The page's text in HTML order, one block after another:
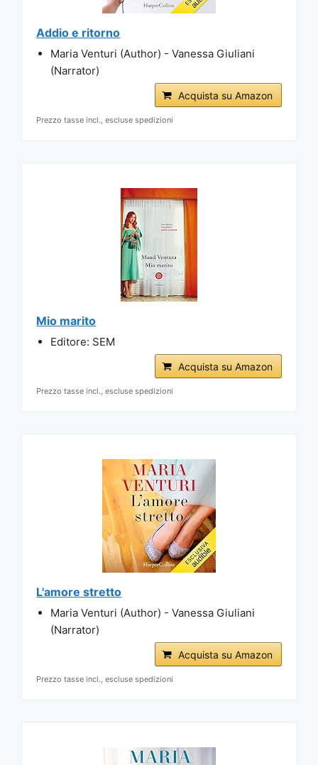
Addio e ritorno
Maria Venturi (Author) - Vanessa Giuliani
(Narrator)
Acquista su Amazon
Prezzo tasse incl., escluse spedizioni
Mio marito
Editore: SEM
Acquista su Amazon
Prezzo tasse incl., escluse spedizioni
L'amore stretto
Maria Venturi (Author) - Vanessa Giuliani
(Narrator)
Acquista su Amazon
Prezzo tasse incl., escluse spedizioni